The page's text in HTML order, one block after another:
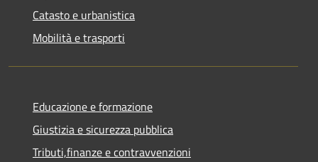
Catasto e urbanistica
Mobilità e trasporti
Educazione e formazione
Giustizia e sicurezza pubblica
Tributi,finanze e contravvenzioni